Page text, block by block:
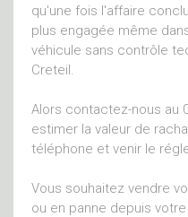
qu'une fois l'affaire
plus engagée même
véhicule sans contrôle
Creteil.
Alors contactez-nous au
estimer la valeur de
téléphone et venir le
Vous souhaitez vendre
ou en panne depuis